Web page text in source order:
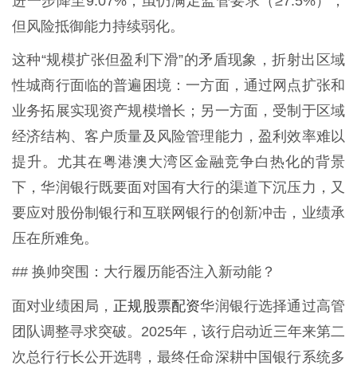
但风险抵御能力持续弱化。
这种“规模扩张但盈利下滑”的矛盾现象，折射出区域
性城商行面临的普遍困境：一方面，通过网点扩张和
业务拓展实现资产规模增长；另一方面，受制于区域
经济结构、客户质量及风险管理能力，盈利效率难以
提升。尤其在粤港澳大湾区金融竞争白热化的背景
下，华润银行既要面对国有大行的渠道下沉压力，又
要应对股份制银行和互联网银行的创新冲击，业绩承
压在所难免。
## 换帅突围：大行履历能否注入新动能？
面对业绩困局， 正规股票配资华润银行选择通过高管
团队调整寻求突破。2025年，该行启动近三年来第二
次总行行长公开选聘，最终任命深耕中国银行系统多